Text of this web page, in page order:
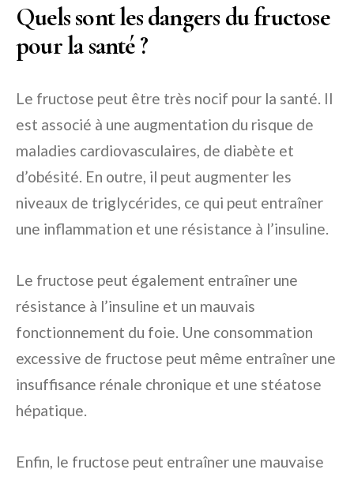
Quels sont les dangers du fructose
pour la santé ?
Le fructose peut être très nocif pour la santé. Il
est associé à une augmentation du risque de
maladies cardiovasculaires, de diabète et
d’obésité. En outre, il peut augmenter les
niveaux de triglycérides, ce qui peut entraîner
une inflammation et une résistance à l’insuline.
Le fructose peut également entraîner une
résistance à l’insuline et un mauvais
fonctionnement du foie. Une consommation
excessive de fructose peut même entraîner une
insuffisance rénale chronique et une stéatose
hépatique.
Enfin, le fructose peut entraîner une mauvaise